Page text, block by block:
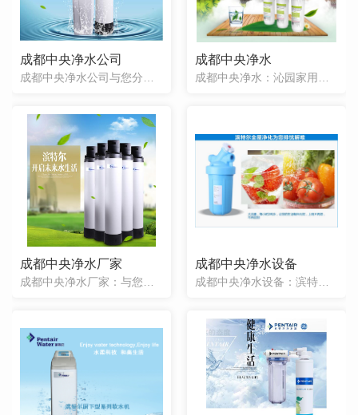
成都中央净水公司
成都中央净水公司与您分享滨特尔全屋软化水质抑制水垢PWCE54F10产品信息。
成都中央净水
成都中央净水：沁园家用直饮净水机产品介绍。成都中央净水设备是从水处理技术原理的角度，通过不彻底的水处理方式，与反渗透比，净化效果有效。它覆盖全屋，让整个家里所有的出水口都能接到净化过的水。它不仅可以净
成都中央净水厂家
成都中央净水厂家：与您介绍滨特尔中央净水机全屋过滤保护水路PCFE54F12产品信息。
成都中央净水设备
成都中央净水设备：滨特尔BF35前置中央净水器滤瓶小型中央净水机过滤大颗粒杂质